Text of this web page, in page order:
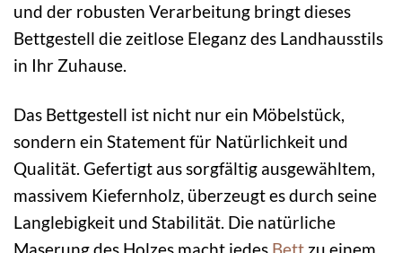
und der robusten Verarbeitung bringt dieses
Bettgestell die zeitlose Eleganz des Landhausstils
in Ihr Zuhause.
Das Bettgestell ist nicht nur ein Möbelstück,
sondern ein Statement für Natürlichkeit und
Qualität. Gefertigt aus sorgfältig ausgewähltem,
massivem Kiefernholz, überzeugt es durch seine
Langlebigkeit und Stabilität. Die natürliche